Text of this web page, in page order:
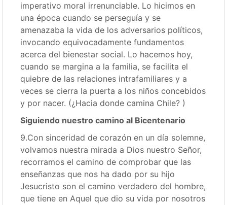
imperativo moral irrenunciable. Lo hicimos en
una época cuando se perseguía y se
amenazaba la vida de los adversarios políticos,
invocando equivocadamente fundamentos
acerca del bienestar social. Lo hacemos hoy,
cuando se margina a la familia, se facilita el
quiebre de las relaciones intrafamiliares y a
veces se cierra la puerta a los niños concebidos
y por nacer. (¿Hacia donde camina Chile? )
Siguiendo nuestro camino al Bicentenario
9.Con sinceridad de corazón en un día solemne,
volvamos nuestra mirada a Dios nuestro Señor,
recorramos el camino de comprobar que las
enseñanzas que nos ha dado por su hijo
Jesucristo son el camino verdadero del hombre,
que tiene en Aquel que dio su vida por nosotros